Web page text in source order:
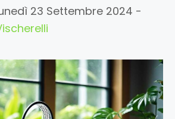
23 Settembre 2024 -